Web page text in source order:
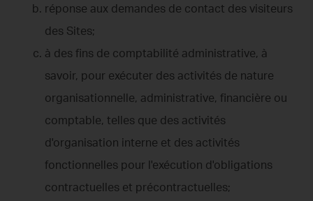
réponse aux demandes de contact des visiteurs
des Sites;
à des fins de comptabilité administrative, à
savoir, pour exécuter des activités de nature
organisationnelle, administrative, financière ou
comptable, telles que des activités
d'organisation interne et des activités
fonctionnelles pour l'exécution d'obligations
contractuelles et précontractuelles;